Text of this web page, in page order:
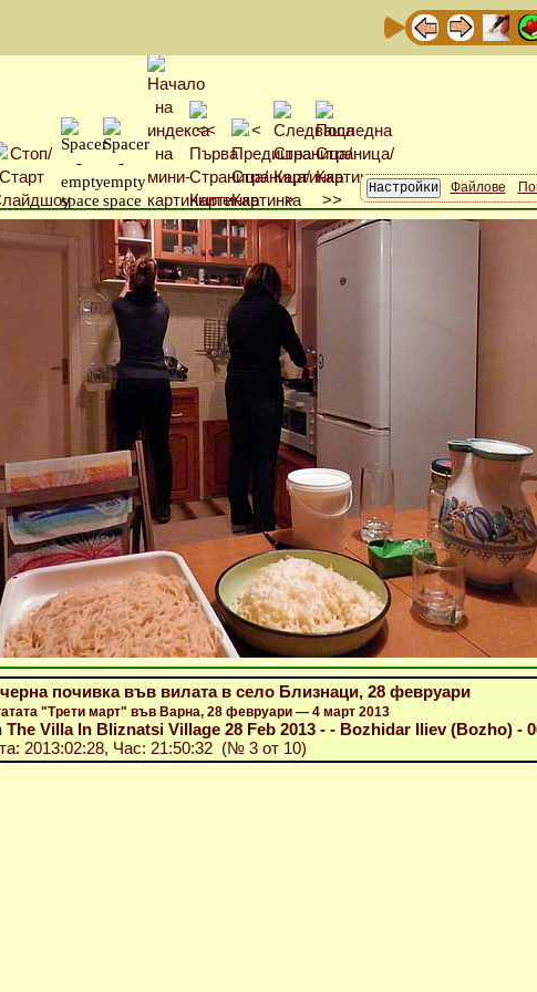
Файлове
почивка във вилата в село Близнаци, 28 февруари
"Трети март" във Варна, 28 февруари — 4 март 2013
The Villa In Bliznatsi Village 28 Feb 2013 - - Bozhidar Iliev (Bozho) -
2013:02:28, Час: 21:50:32 (№ 3 от 10)